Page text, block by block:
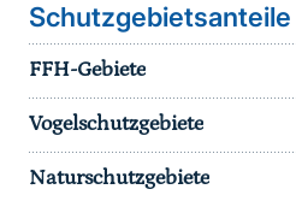
Schutzgebietsanteile
FFH-Gebiete
Vogelschutzgebiete
Naturschutzgebiete